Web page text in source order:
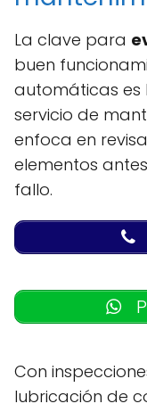
La clave para
buen
automáticas es
servicio de
enfoca en
elementos
fallo.
Con
lubricación de